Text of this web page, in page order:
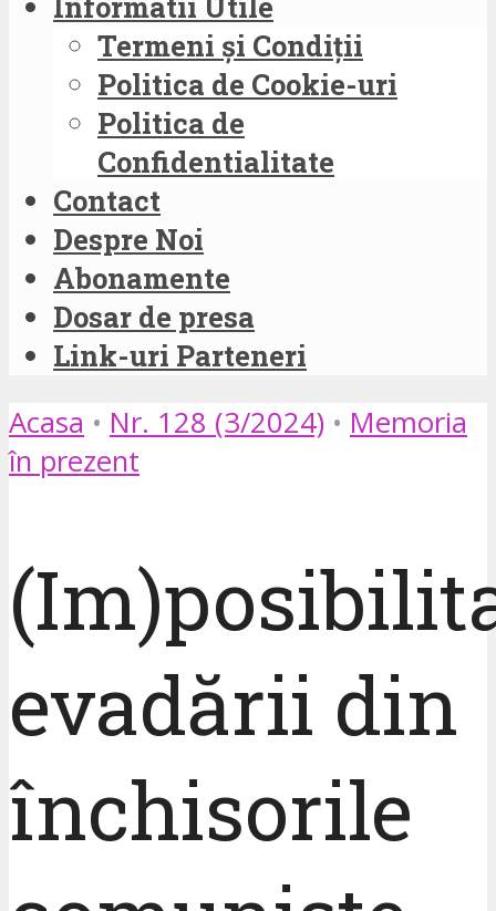
Termeni și Condiții
Politica de Cookie-uri
Politica de
Confidentialitate
Contact
Despre Noi
Abonamente
Dosar de presa
Link-uri Parteneri
Acasa • Nr. 128 (3/2024) • Memoria
în prezent
evadării din
închisorile